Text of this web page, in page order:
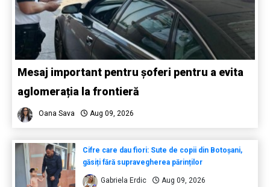
Mesaj important pentru șoferi pentru a evita
aglomerația la frontieră
Oana Sava Aug 09, 2026
Cifre care dau fiori: Sute de copii din Botoșani,
găsiți fără supravegherea părinților
Gabriela Erdic Aug 09, 2026